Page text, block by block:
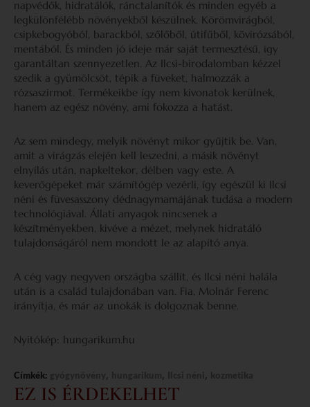
napvédők, hidratálók, ránctalanítók és minden egyéb a
legkülönfélébb növényekből készülnek. Körömvirágból,
csipkebogyóból, barackból, szőlőből, útifűből, kövirózsából,
mentából. És minden jó ideje már saját termesztésű, így
garantáltan szennyezetlen. Az Ilcsi-birodalomban kézzel
szedik a gyümölcsöt, tépik a füveket, halmozzák a
rózsaszirmot. Termékeikbe így nem kivonatok kerülnek,
hanem az egész növény, ami fokozza a hatást.
Az sem mindegy, melyik növényt mikor gyűjtik be. Van,
amit a virágzás elején kell leszedni, a másik növényt
elnyílás után, napkeltekor, délben vagy este. A
keverőgépeket már számítógép vezérli, így egészül ki Ilcsi
néni és füvesasszony dédnagymamájának tudása a modern
technológiával. Állati anyagok nincsenek a
készítményekben, kivéve a mézet, melynek hidratáló
tulajdonságáról nem mondott le az alapító anya.
A cég vagy negyven országba szállít, és Ilcsi néni halála
után is a család tulajdonában van. Fia, Molnár Ferenc
irányítja, és már az unokák is dolgoznak benne.
Nyitókép: hungarikum.hu
Címkék: , , ,
EZ IS ÉRDEKELHET